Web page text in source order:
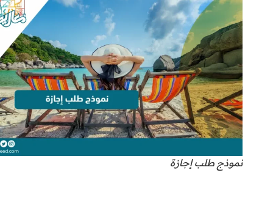
نموذج طلب إجازة